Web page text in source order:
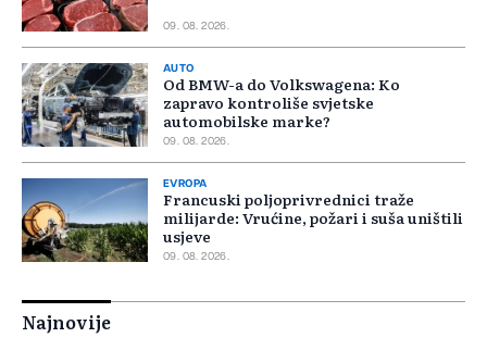
09. 08. 2026.
AUTO
Od BMW-a do Volkswagena: Ko
zapravo kontroliše svjetske
automobilske marke?
09. 08. 2026.
EVROPA
Francuski poljoprivrednici traže
milijarde: Vrućine, požari i suša uništili
usjeve
09. 08. 2026.
Najnovije